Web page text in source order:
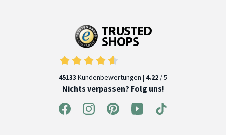
45133 Kundenbewertungen | 4.22 / 5
Nichts verpassen? Folg uns!